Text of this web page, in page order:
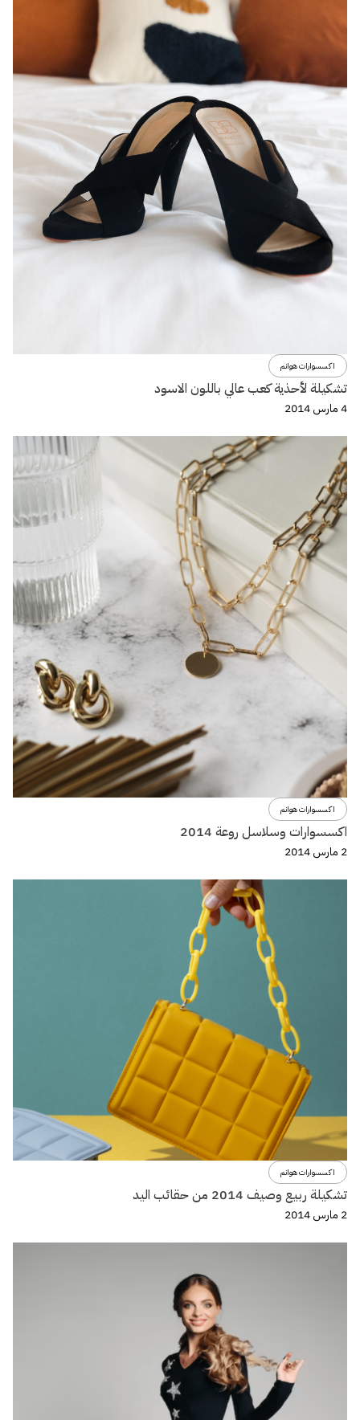
اكسسوارات هوانم
تشكيلة لأحذية كعب عالي باللون الاسود
4 مارس 2014
اكسسوارات هوانم
اكسسوارات وسلاسل روعة 2014
2 مارس 2014
اكسسوارات هوانم
تشكيلة ربيع وصيف 2014 من حقائب اليد
2 مارس 2014